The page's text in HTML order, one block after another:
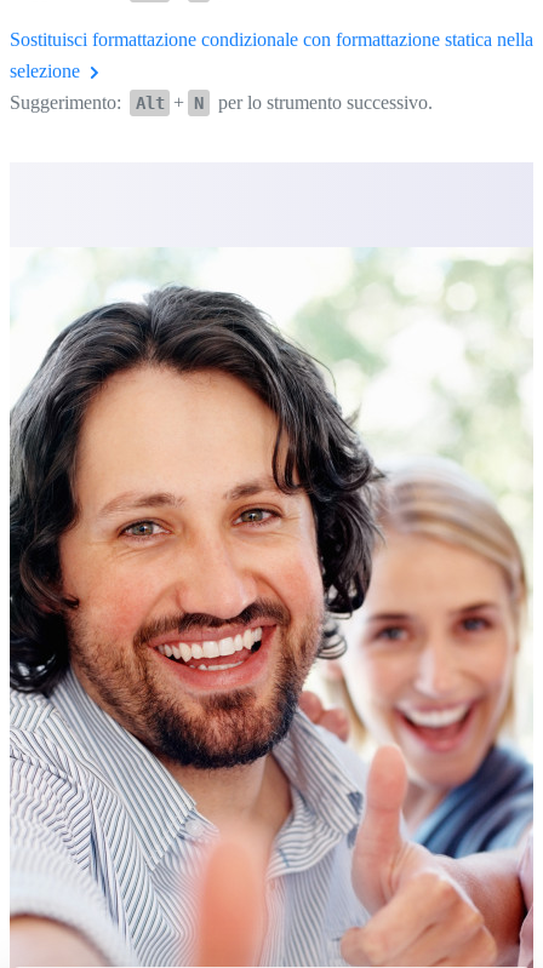
Sostituisci formattazione condizionale con formattazione statica nella
selezione
Suggerimento:
Alt + N per lo strumento successivo.